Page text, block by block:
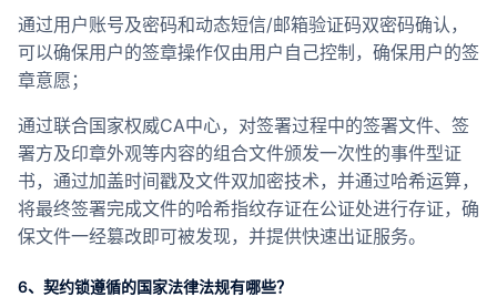
通过用户账号及密码和动态短信/邮箱验证码双密码确认，
可以确保用户的签章操作仅由用户自己控制，确保用户的签
章意愿；
通过联合国家权威CA中心，对签署过程中的签署文件、签
署方及印章外观等内容的组合文件颁发一次性的事件型证
书，通过加盖时间戳及文件双加密技术，并通过哈希运算，
将最终签署完成文件的哈希指纹存证在公证处进行存证，确
保文件一经篡改即可被发现，并提供快速出证服务。
6、契约锁遵循的国家法律法规有哪些？